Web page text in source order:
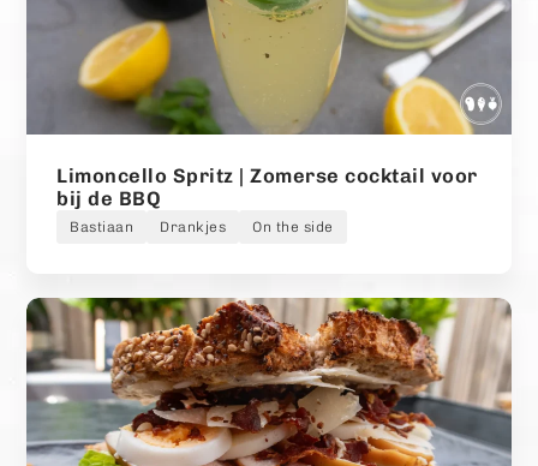
Limoncello Spritz | Zomerse cocktail voor
bij de BBQ
Bastiaan Drankjes On the side